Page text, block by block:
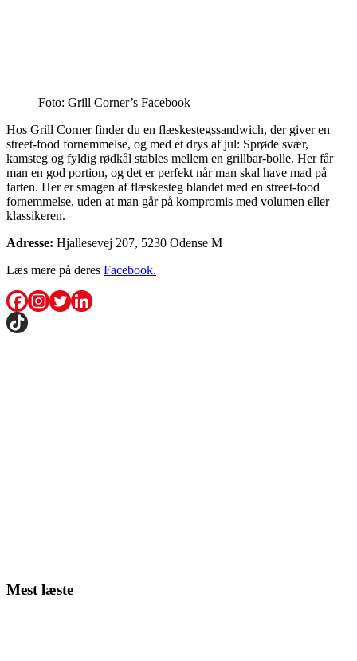
Foto: Grill Corner’s Facebook
Hos Grill Corner finder du en flæskestegssandwich, der giver en
street-food fornemmelse, og med et drys af jul: Sprøde svær,
kamsteg og fyldig rødkål stables mellem en grillbar-bolle. Her får
man en god portion, og det er perfekt når man skal have mad på
farten. Her er smagen af flæskesteg blandet med en street-food
fornemmelse, uden at man går på kompromis med volumen eller
klassikeren.
Adresse: Hjallesevej 207, 5230 Odense M
Læs mere på deres Facebook.
Mest læste